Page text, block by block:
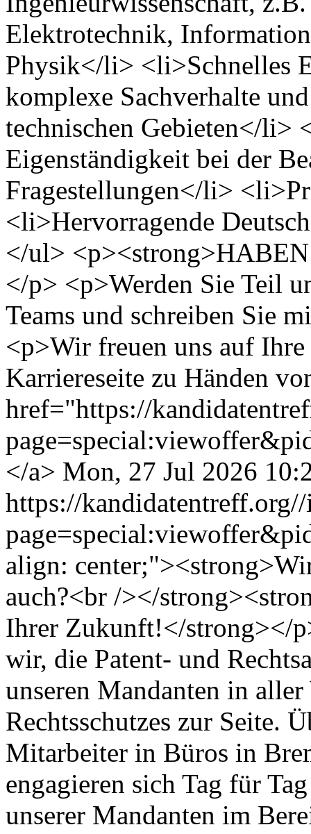
Elektrotechnik,
Physik</li> <li>Schnelles
komplexe Sachverhalte
technischen Gebieten</li>
Eigenständigkeit bei der
Fragestellungen</li>
<li>Hervorragende
</ul>
</p> <p>Werden Sie Teil
Teams und schreiben Sie
<p>Wir freuen uns auf
Karriereseite zu Händen
href="https://
</a> Mon, 27 Jul 2026
https://
align:
auch?<br /></
Ihrer Zukunft!</strong></
wir, die Patent- und
unseren Mandanten in
Rechtsschutzes zur Seite.
Mitarbeiter in Büros in
engagieren sich Tag für
unserer Mandanten im